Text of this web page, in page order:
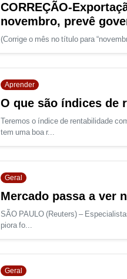
CORREÇÃO-
novembro, prevê
(Corrige o mês no título para
Aprender
O que são índices de
Teremos o índice de rentabilidade
tem uma boa r...
Geral
Mercado passa a ver
SÃO PAULO (Reuters) –
piora fo...
Geral